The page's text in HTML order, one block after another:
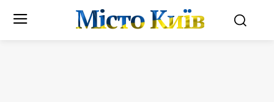
Місто Київ